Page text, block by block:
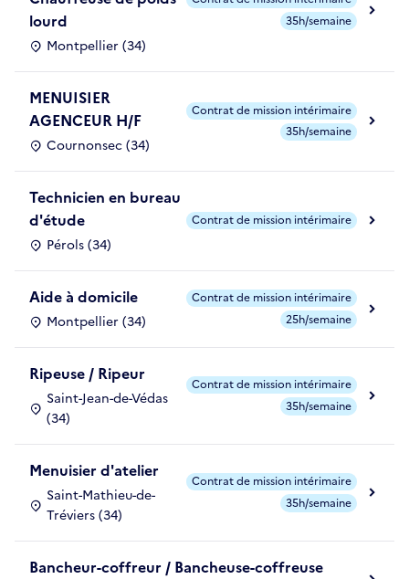
lourd
Montpellier (34)
35h/semaine
MENUISIER
AGENCEUR H/F
Cournonsec (34)
Contrat de mission intérimaire
35h/semaine
Technicien en bureau
d'étude
Pérols (34)
Contrat de mission intérimaire
Aide à domicile
Montpellier (34)
Contrat de mission intérimaire
25h/semaine
Ripeuse / Ripeur
Saint-Jean-de-Védas
(34)
Contrat de mission intérimaire
35h/semaine
Menuisier d'atelier
Saint-Mathieu-de-
Tréviers (34)
Contrat de mission intérimaire
35h/semaine
Bancheur-coffreur / Bancheuse-coffreuse